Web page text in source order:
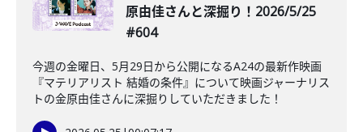
原由佳さんと深掘り！2026/5/25
#604
今週の金曜日、5月29日から公開になるA24の最新作映画
『マテリアリスト 結婚の条件』について映画ジャーナリス
トの金原由佳さんに深掘りしていただきました！